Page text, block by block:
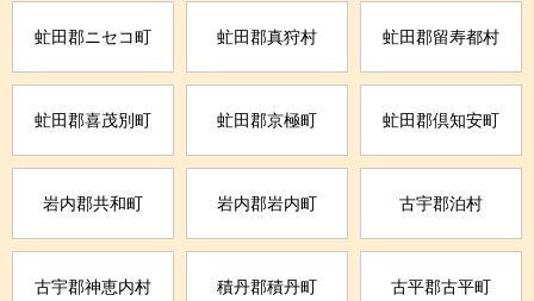
虻田郡ニセコ町 虻田郡真狩村 虻田郡留寿都村
虻田郡喜茂別町 虻田郡京極町 虻田郡倶知安町
岩内郡共和町 岩内郡岩内町 古宇郡泊村
古宇郡神恵内村 積丹郡積丹町 古平郡古平町